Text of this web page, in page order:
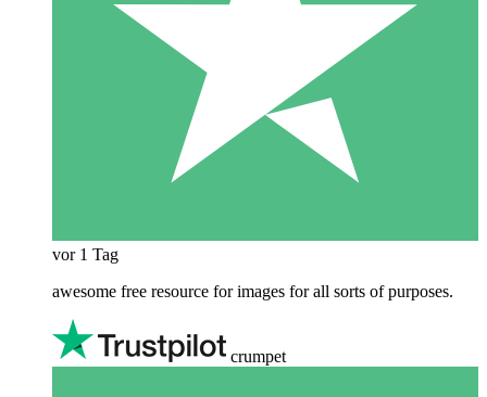
vor 1 Tag
awesome free resource for images for all sorts of purposes.
crumpet